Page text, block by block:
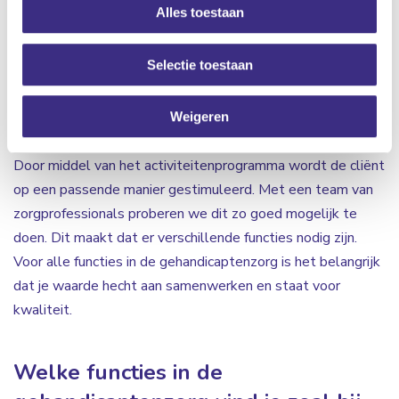
Alles toestaan
Selectie toestaan
Weigeren
cliënten kunnen ondersteunen en begeleiden zodat
moeilijke situaties omgebogen worden naar kansen. Ook
ondersteun je bij Algemene Dagelijkse Levensverrichtingen
(ADL). De cliënten worden hierbij gemotiveerd om veel
zelf te proberen. Verder is het ondersteunen bij de
vrijetijdsinvulling één van de taken in de gehandicaptenzorg.
Door middel van het activiteitenprogramma wordt de cliënt
op een passende manier gestimuleerd. Met een team van
zorgprofessionals proberen we dit zo goed mogelijk te
doen. Dit maakt dat er verschillende functies nodig zijn.
Voor alle functies in de gehandicaptenzorg is het belangrijk
dat je waarde hecht aan samenwerken en staat voor
kwaliteit.
Welke functies in de